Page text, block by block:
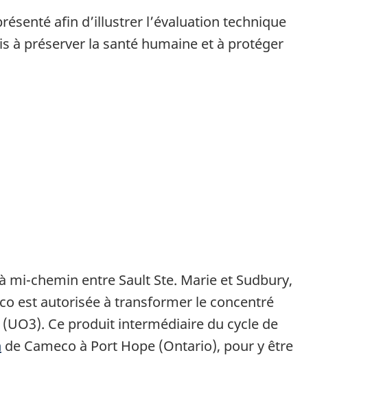
afin d’illustrer l’évaluation technique
à préserver la santé humaine et à protéger
mi-chemin entre Sault Ste. Marie et Sudbury,
est autorisée à transformer le concentré
Ce produit intermédiaire du cycle de
de Cameco à Port Hope (Ontario), pour y être